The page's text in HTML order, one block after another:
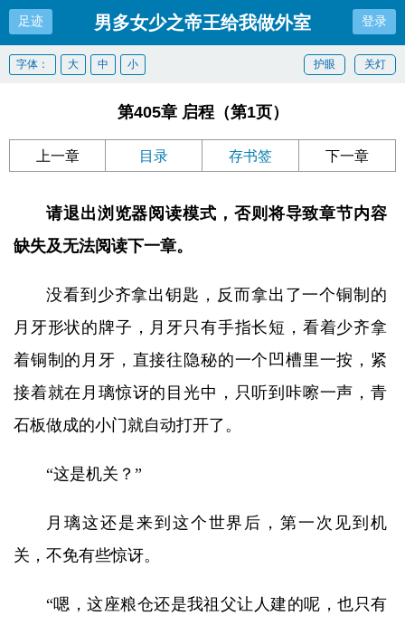
足迹 男多女少之帝王给我做外室 登录
关灯
护眼
字体： 大 中 小
第405章 启程（第1页）
上一章 目录 存书签 下一章
请退出浏览器阅读模式，否则将导致章节内容
缺失及无法阅读下一章。
没看到少齐拿出钥匙，反而拿出了一个铜制的
月牙形状的牌子，月牙只有手指长短，看着少齐拿
着铜制的月牙，直接往隐秘的一个凹槽里一按，紧
接着就在月璃惊讶的目光中，只听到咔嚓一声，青
石板做成的小门就自动打开了。
“这是机关？”
月璃这还是来到这个世界后，第一次见到机
关，不免有些惊讶。
“嗯，这座粮仓还是我祖父让人建的呢，也只有